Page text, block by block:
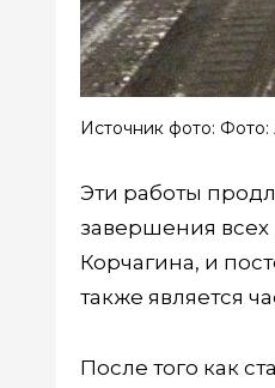
Источник фото: Фото:
Эти работы
завершения всех
Корчагина, и
также является
После того как